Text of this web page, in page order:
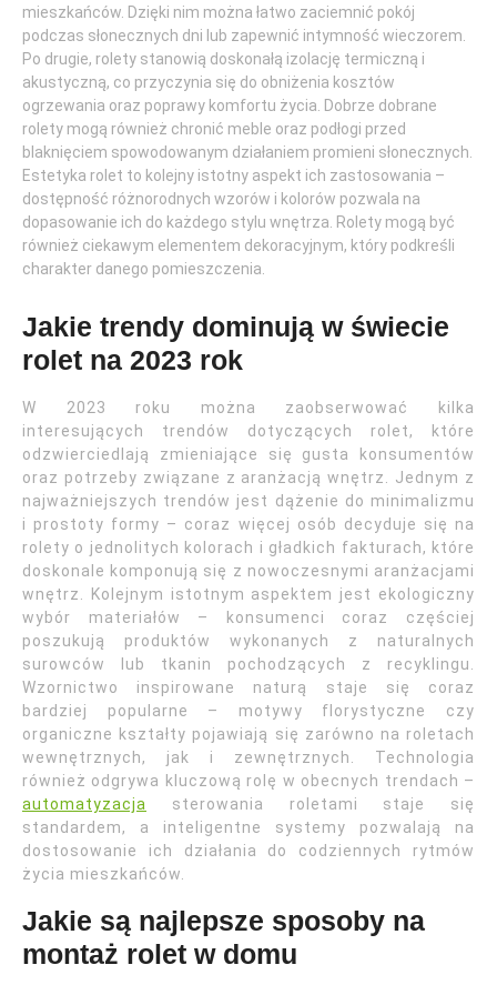
mieszkańców. Dzięki nim można łatwo zaciemnić pokój
podczas słonecznych dni lub zapewnić intymność wieczorem.
Po drugie, rolety stanowią doskonałą izolację termiczną i
akustyczną, co przyczynia się do obniżenia kosztów
ogrzewania oraz poprawy komfortu życia. Dobrze dobrane
rolety mogą również chronić meble oraz podłogi przed
blaknięciem spowodowanym działaniem promieni słonecznych.
Estetyka rolet to kolejny istotny aspekt ich zastosowania –
dostępność różnorodnych wzorów i kolorów pozwala na
dopasowanie ich do każdego stylu wnętrza. Rolety mogą być
również ciekawym elementem dekoracyjnym, który podkreśli
charakter danego pomieszczenia.
Jakie trendy dominują w świecie
rolet na 2023 rok
W 2023 roku można zaobserwować kilka
interesujących trendów dotyczących rolet, które
odzwierciedlają zmieniające się gusta konsumentów
oraz potrzeby związane z aranżacją wnętrz. Jednym z
najważniejszych trendów jest dążenie do minimalizmu
i prostoty formy – coraz więcej osób decyduje się na
rolety o jednolitych kolorach i gładkich fakturach, które
doskonale komponują się z nowoczesnymi aranżacjami
wnętrz. Kolejnym istotnym aspektem jest ekologiczny
wybór materiałów – konsumenci coraz częściej
poszukują produktów wykonanych z naturalnych
surowców lub tkanin pochodzących z recyklingu.
Wzornictwo inspirowane naturą staje się coraz
bardziej popularne – motywy florystyczne czy
organiczne kształty pojawiają się zarówno na roletach
wewnętrznych, jak i zewnętrznych. Technologia
również odgrywa kluczową rolę w obecnych trendach –
automatyzacja
sterowania roletami staje się
standardem, a inteligentne systemy pozwalają na
dostosowanie ich działania do codziennych rytmów
życia mieszkańców.
Jakie są najlepsze sposoby na
montaż rolet w domu